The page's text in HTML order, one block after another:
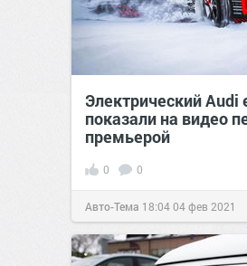
Электрический Audi
показали на видео
премьерой
0 0
Авто-Тема 18:0404 фев 2021